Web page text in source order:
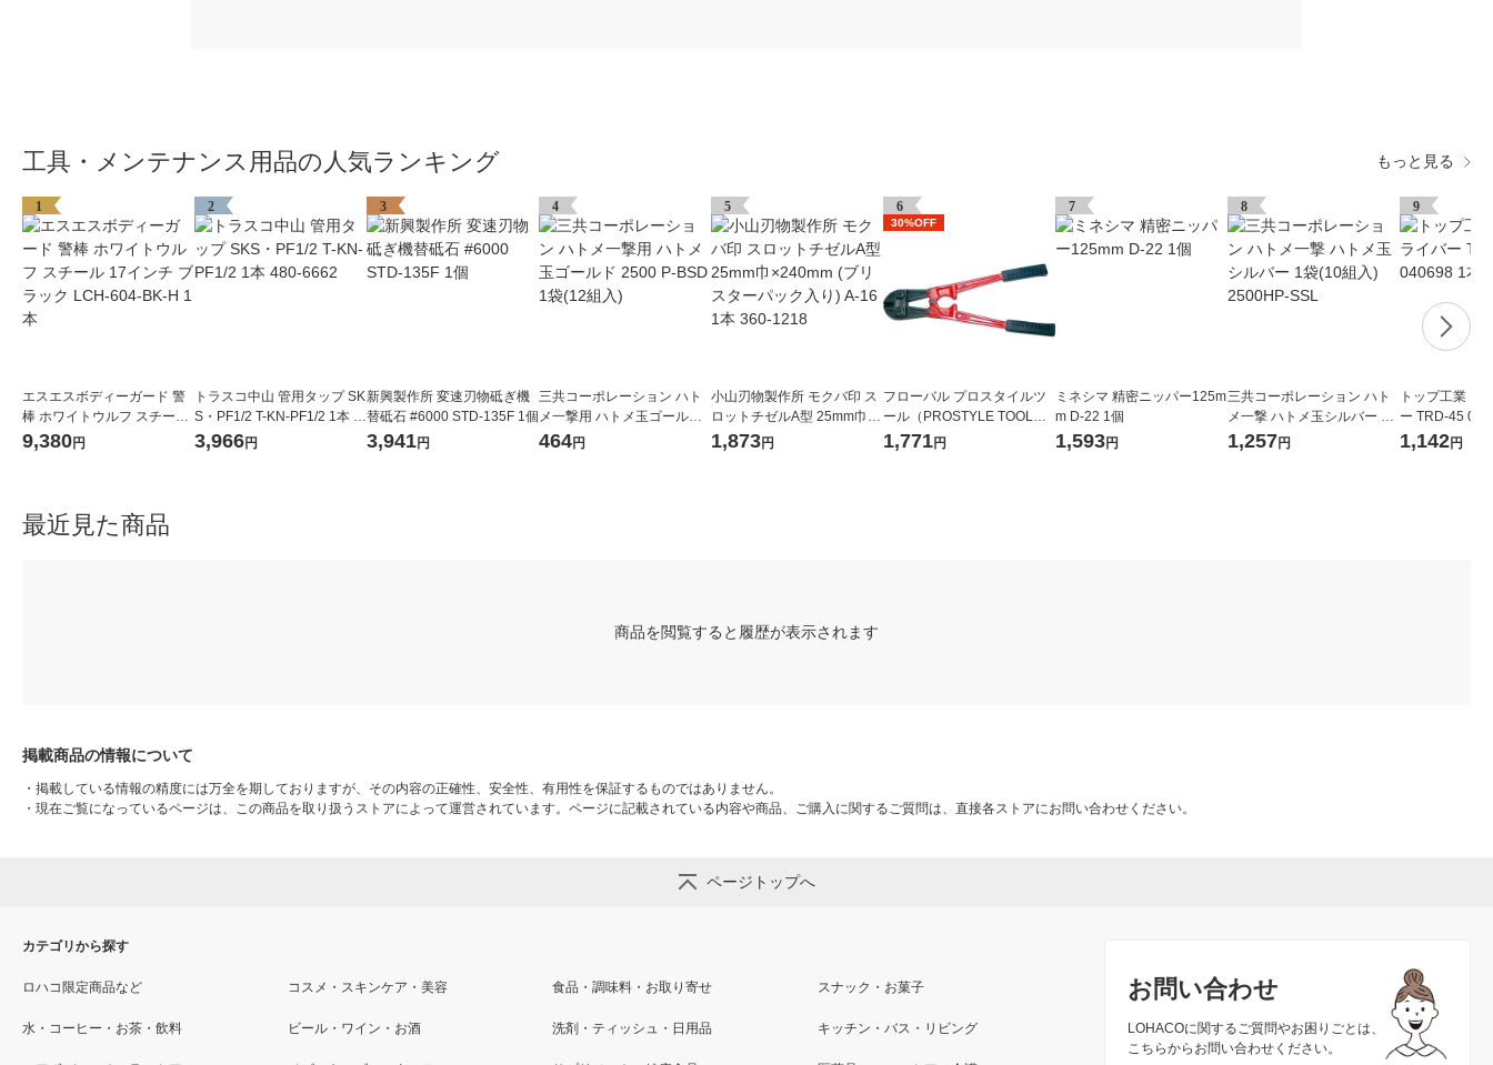
工具・メンテナンス用品の人気ランキング もっと見る
1
エスエスボディーガード 警
棒 ホワイトウルフ スチール
17インチ ブラック LCH-604
9,380円
2
トラスコ中山 管用タップ SK
S・PF1/2 T-KN-PF1/2 1本 4
80-6662
3,966円
3
新興製作所 変速刃物砥ぎ機
替砥石 #6000 STD-135F 1個
3,941円
4
三共コーポレーション ハト
メ一撃用 ハトメ玉ゴールド
2500 P-BSD 1袋(12組入)
464円
5
小山刃物製作所 モクバ印 ス
ロットチゼルA型 25mm巾×2
40mm (ブリスターパック入
1,873円
6
30%OFF
フローバル プロスタイルツ
ール（PROSTYLE TOOL）
ボルトクリッパー 300 GK-1
1,771円
7
ミネシマ 精密ニッパー125m
m D-22 1個
1,593円
8
三共コーポレーション ハト
メ一撃 ハトメ玉シルバー 1
袋(10組入) 2500HP-SSL
1,257円
9
トップ工業 コ
ー TRD-45
1,142円
最近見た商品
商品を閲覧すると履歴が表示されます
掲載商品の情報について
・ 掲載している情報の精度には万全を期しておりますが、その内容の正確性、安全性、有用性を保証するものではありません。
・ 現在ご覧になっているページは、この商品を取り扱うストアによって運営されています。ページに記載されている内容や商品、ご購入に関するご質問は、直接各ストアにお問い合わせください。
ページトップへ
お問い合わせ
LOHACOに関するご質問やお困りごとは、
こちらからお問い合わせください。
カテゴリから探す
ロハコ限定商品など コスメ・スキンケア・美容 食品・調味料・お取り寄せ スナック・お菓子
水・コーヒー・お茶・飲料 ビール・ワイン・お酒 洗剤・ティッシュ・日用品 キッチン・バス・リビング